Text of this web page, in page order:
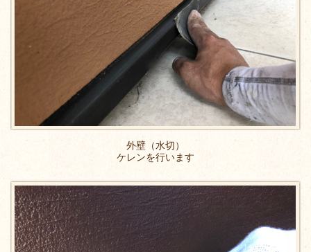
外壁（水切）
ケレンを行います